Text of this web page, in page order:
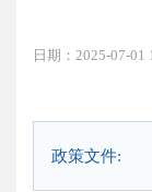
日期：2025-07-01
政策文件: